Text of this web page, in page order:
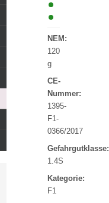
NEM:
120
g
CE-
Nummer:
1395-
F1-
0366/2017
Gefahrgutklasse:
1.4S
Kategorie:
F1